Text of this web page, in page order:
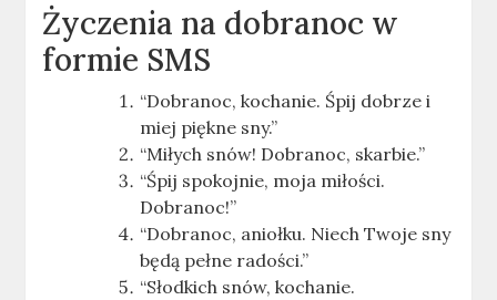
Życzenia na dobranoc w
formie SMS
“Dobranoc, kochanie. Śpij dobrze i
miej piękne sny.”
“Miłych snów! Dobranoc, skarbie.”
“Śpij spokojnie, moja miłości.
Dobranoc!”
“Dobranoc, aniołku. Niech Twoje sny
będą pełne radości.”
“Słodkich snów, kochanie.